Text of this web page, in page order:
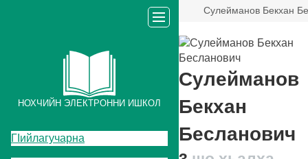
Сулейманов Бекхан
НОХЧИЙН ЭЛЕКТРОННИ ИШКОЛ
ГIийлагучарна
Сулейманов
Бекхан
Бесланович